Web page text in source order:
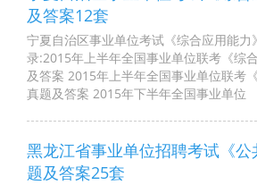
及答案12套
宁夏自治区事业单位考试《综合应用能力
录:2015年上半年全国事业单位联考《综
及答案 2015年上半年全国事业单位联考
真题及答案 2015年下半年全国事业单位
黑龙江省事业单位招聘考试《
题及答案25套